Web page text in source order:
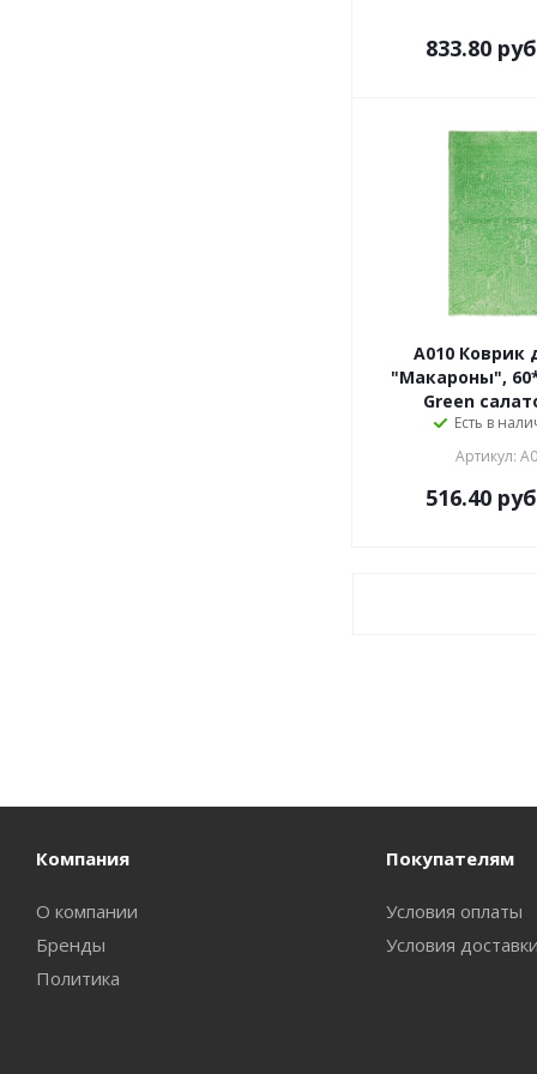
833.80
A010 Коврик
"Макароны",
Green
Есть в
Артикул:
516.40
Компания
О компании
Бренды
Политика
Покупателям
Условия оплаты
Условия